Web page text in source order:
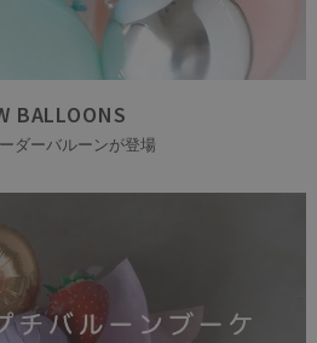
BALLOONS
ダーバルーンが登場